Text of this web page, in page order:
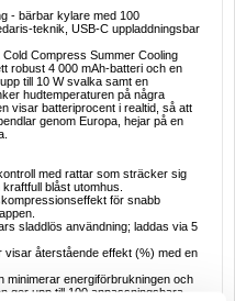
- bärbar kylare med 100
teknik, USB-C uppladdningsbar
Compress Summer Cooling
robust 4 000 mAh-batteri och en
till 10 W svalka samt en
hudtemperaturen på några
visar batteriprocent i realtid, så att
genom Europa, hejar på en
med rattar som sträcker sig
blåst utomhus.
för snabb
sladdlös användning; laddas via 5
visar återstående effekt (%) med en
minimerar energiförbrukningen och
ger upp till 100 anpassningsbara